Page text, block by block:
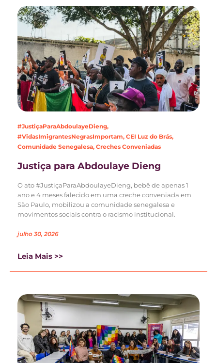
#JustiçaParaAbdoulayeDieng,
#VidasImigrantesNegrasImportam,CEI Luz do Brás,
Comunidade Senegalesa,Creches Conveniadas
Justiça para Abdoulaye Dieng
O ato #JustiçaParaAbdoulayeDieng, bebê de apenas 1
ano e 4 meses falecido em uma creche conveniada em
São Paulo, mobilizou a comunidade senegalesa e
movimentos sociais contra o racismo institucional.
julho 30, 2026
Leia Mais >>